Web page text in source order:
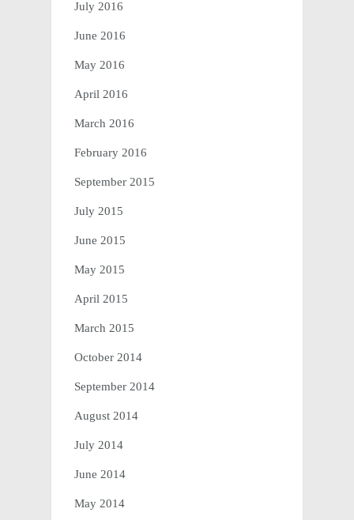
July 2016
June 2016
May 2016
April 2016
March 2016
February 2016
September 2015
July 2015
June 2015
May 2015
April 2015
March 2015
October 2014
September 2014
August 2014
July 2014
June 2014
May 2014